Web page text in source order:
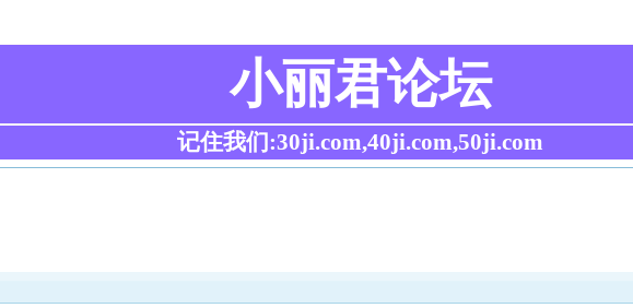
小丽君论坛
记住我们:30ji.com,40ji.com,50ji.com